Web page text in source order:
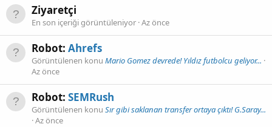
Ziyaretçi
En son içeriği görüntüleniyor Az önce
Robot: Ahrefs
Görüntülenen konu Mario Gomez devrede! Yıldız futbolcu geliyor...
Az önce
Robot: SEMRush
Görüntülenen konu Sır gibi saklanan transfer ortaya çıktı! G.Saray...
Az önce